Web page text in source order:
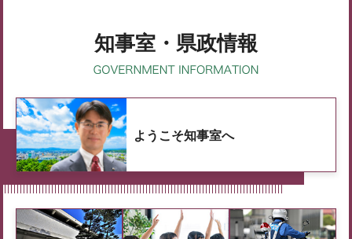
知事室・県政情報
ようこそ知事室へ